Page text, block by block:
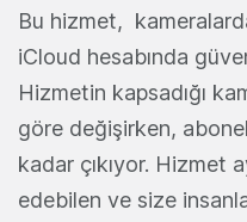
Bu hizmet,
iCloud hesabında
Hizmetin kapsadığı
göre değişirken,
kadar çıkıyor. Hizmet
edebilen ve size